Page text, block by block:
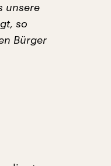
unsere
so
Bürger